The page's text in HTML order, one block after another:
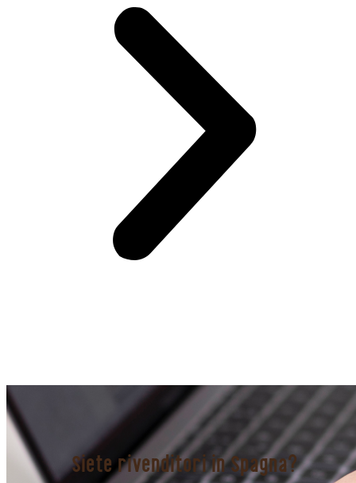
Siete rivenditori in Spagna?